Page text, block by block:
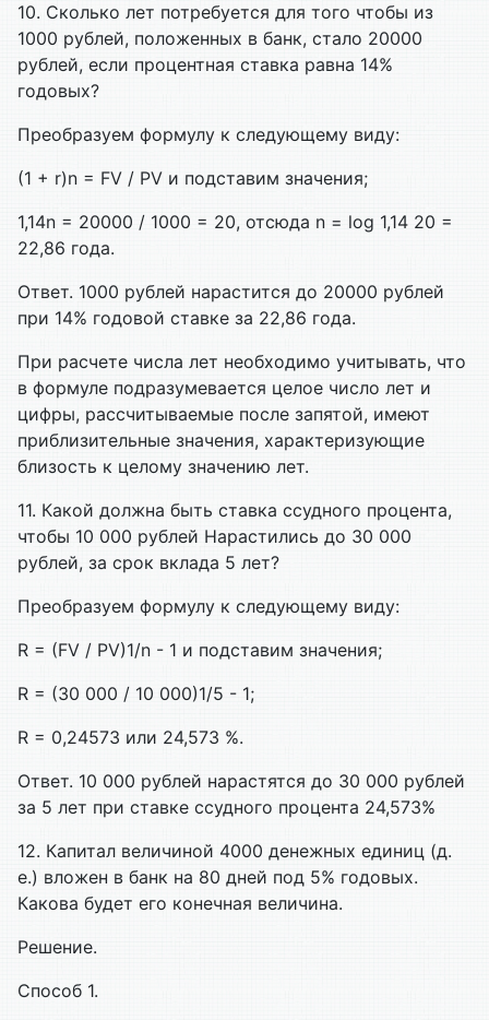
10. Сколько лет потребуется для того чтобы из
1000 рублей, положенных в банк, стало 20000
рублей, если процентная ставка равна 14%
годовых?
Преобразуем формулу к следующему виду:
(1 + r)n = FV / PV и подставим значения;
1,14n = 20000 / 1000 = 20, отсюда n = log 1,14 20 =
22,86 года.
Ответ. 1000 рублей нарастится до 20000 рублей
при 14% годовой ставке за 22,86 года.
При расчете числа лет необходимо учитывать, что
в формуле подразумевается целое число лет и
цифры, рассчитываемые после запятой, имеют
приблизительные значения, характеризующие
близость к целому значению лет.
11. Какой должна быть ставка ссудного процента,
чтобы 10 000 рублей Нарастились до 30 000
рублей, за срок вклада 5 лет?
Преобразуем формулу к следующему виду:
R = (FV / PV)1/n - 1 и подставим значения;
R = (30 000 / 10 000)1/5 - 1;
R = 0,24573 или 24,573 %.
Ответ. 10 000 рублей нарастятся до 30 000 рублей
за 5 лет при ставке ссудного процента 24,573%
12. Капитал величиной 4000 денежных единиц (д.
е.) вложен в банк на 80 дней под 5% годовых.
Какова будет его конечная величина.
Решение.
Способ 1.